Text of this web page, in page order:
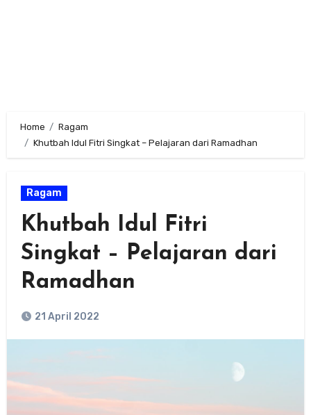
Home
Ragam
Khutbah Idul Fitri Singkat – Pelajaran dari Ramadhan
Ragam
Khutbah Idul Fitri
Singkat – Pelajaran dari
Ramadhan
21 April 2022